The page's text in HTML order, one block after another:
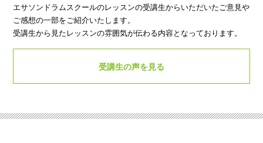
エサソンドラムスクールのレッスンの受講生からいただいたご意見や
ご感想の一部をご紹介いたします。
受講生から見たレッスンの雰囲気が伝わる内容となっております。
受講生の声を見る